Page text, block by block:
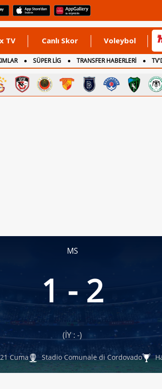
TV Canlı Skor Voleybol
SÜPER LİG TRANSFER HABERLERİ
MS
1 - 2
(İY : -)
Cuma Stadio Comunale di Cordovado